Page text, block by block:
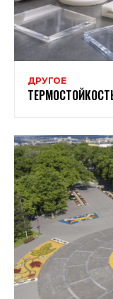
ДРУГОЕ